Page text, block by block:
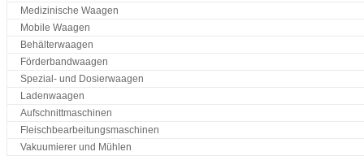
Medizinische Waagen
Mobile Waagen
Behälterwaagen
Förderbandwaagen
Spezial- und Dosierwaagen
Ladenwaagen
Aufschnittmaschinen
Fleischbearbeitungsmaschinen
Vakuumierer und Mühlen